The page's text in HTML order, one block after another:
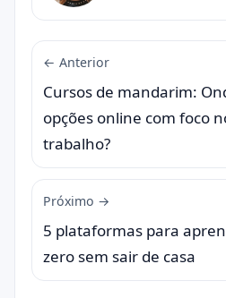
← Anterior
Cursos de mandarim:
opções online com foco
trabalho?
Próximo →
5 plataformas para
zero sem sair de casa